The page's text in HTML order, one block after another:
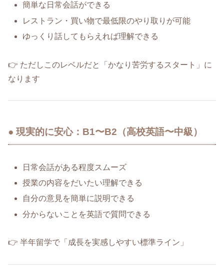
簡単な日常会話ができる
レストラン・買い物で最低限のやり取りが可能
ゆっくり話してもらえれば理解できる
👉 ただしこのレベルだと「かなり苦労するスタート」に
なります
● 現実的に安心：B1〜B2（高校英語〜中級）
日常会話がある程度スムーズ
授業の内容をだいたい理解できる
自分の意見を簡単に説明できる
分からないことを英語で質問できる
👉 半年留学で「成長を実感しやすい標準ライン」